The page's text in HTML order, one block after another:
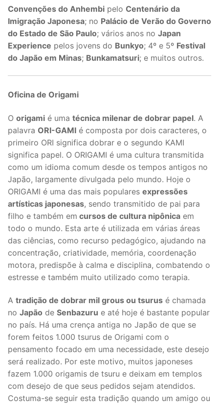
Convenções do Anhembi pelo Centenário da
Imigração Japonesa; no Palácio de Verão do Governo
do Estado de São Paulo; vários anos no Japan
Experience pelos jovens do Bunkyo; 4º e 5º Festival
do Japão em Minas; Bunkamatsuri; e muitos outros.
Oficina de Origami
O origami é uma técnica milenar de dobrar papel. A
palavra ORI-GAMI é composta por dois caracteres, o
primeiro ORI significa dobrar e o segundo KAMI
significa papel. O ORIGAMI é uma cultura transmitida
como um idioma comum desde os tempos antigos no
Japão, largamente divulgada pelo mundo. Hoje o
ORIGAMI é uma das mais populares expressões
artísticas japonesas, sendo transmitido de pai para
filho e também em cursos de cultura nipônica em
todo o mundo. Esta arte é utilizada em várias áreas
das ciências, como recurso pedagógico, ajudando na
concentração, criatividade, memória, coordenação
motora, predispõe à calma e disciplina, combatendo o
estresse e também muito utilizado como terapia.
A tradição de dobrar mil grous ou tsurus é chamada
no Japão de Senbazuru e até hoje é bastante popular
no país. Há uma crença antiga no Japão de que se
forem feitos 1.000 tsurus de Origami com o
pensamento focado em uma necessidade, este desejo
será realizado. Por este motivo, muitos japoneses
fazem 1.000 origamis de tsuru e deixam em templos
com desejo de que seus pedidos sejam atendidos.
Costuma-se seguir esta tradição quando um amigo ou